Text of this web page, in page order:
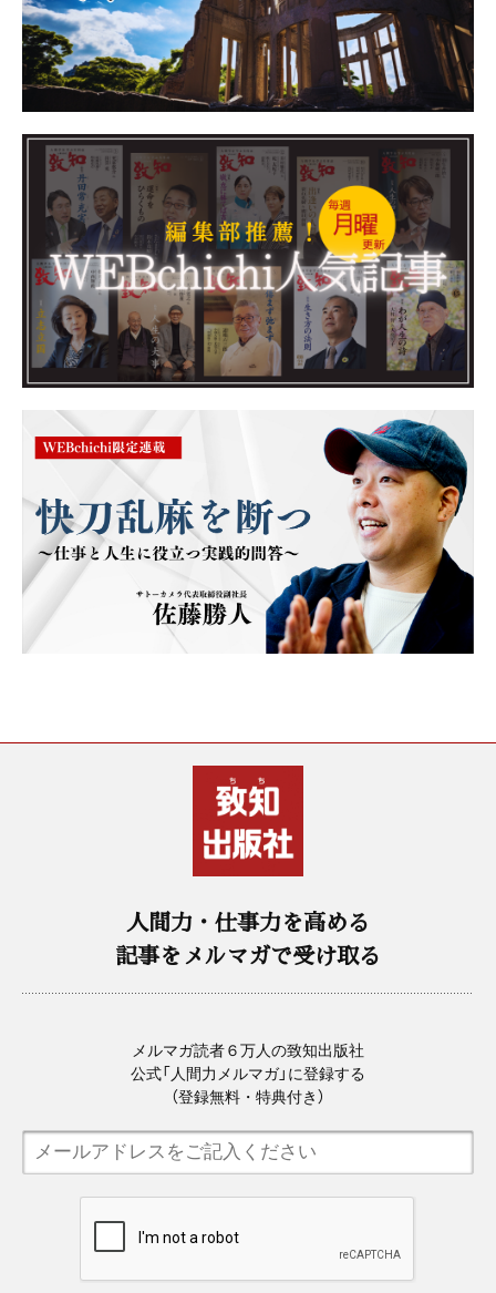
人間力・仕事力を高める
記事をメルマガで受け取る
メルマガ読者６万人の致知出版社
公式「人間力メルマガ」に登録する
（登録無料・特典付き）